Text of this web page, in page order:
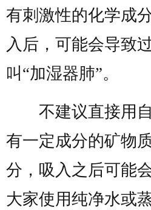
有刺激性的化学成
入后，可能会导致
叫“加湿器肺”。
不建议直接用自
有一定成分的矿物
分，吸入之后可能
大家使用纯净水或蒸